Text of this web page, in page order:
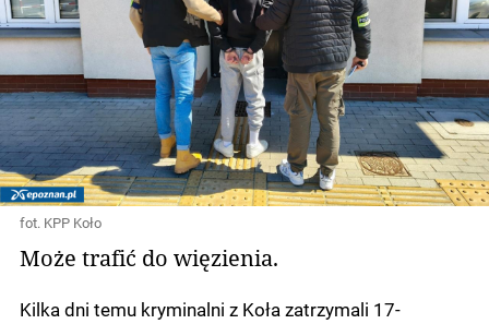
fot. KPP Koło
Może trafić do więzienia.
Kilka dni temu kryminalni z Koła zatrzymali 17-